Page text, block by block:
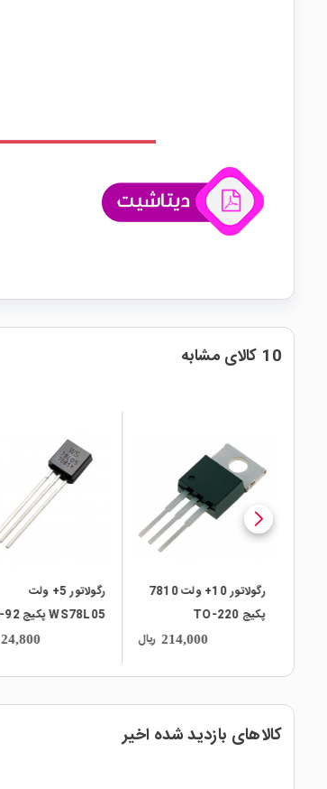
10 کالای مشابه
رگولاتور 10+ ولت 7810
پکیج TO-220
214,000 ریال
رگولاتور 5+ ولت
WS78L05 پکیج TO-92
24,800
کالاهای بازدید شده اخیر